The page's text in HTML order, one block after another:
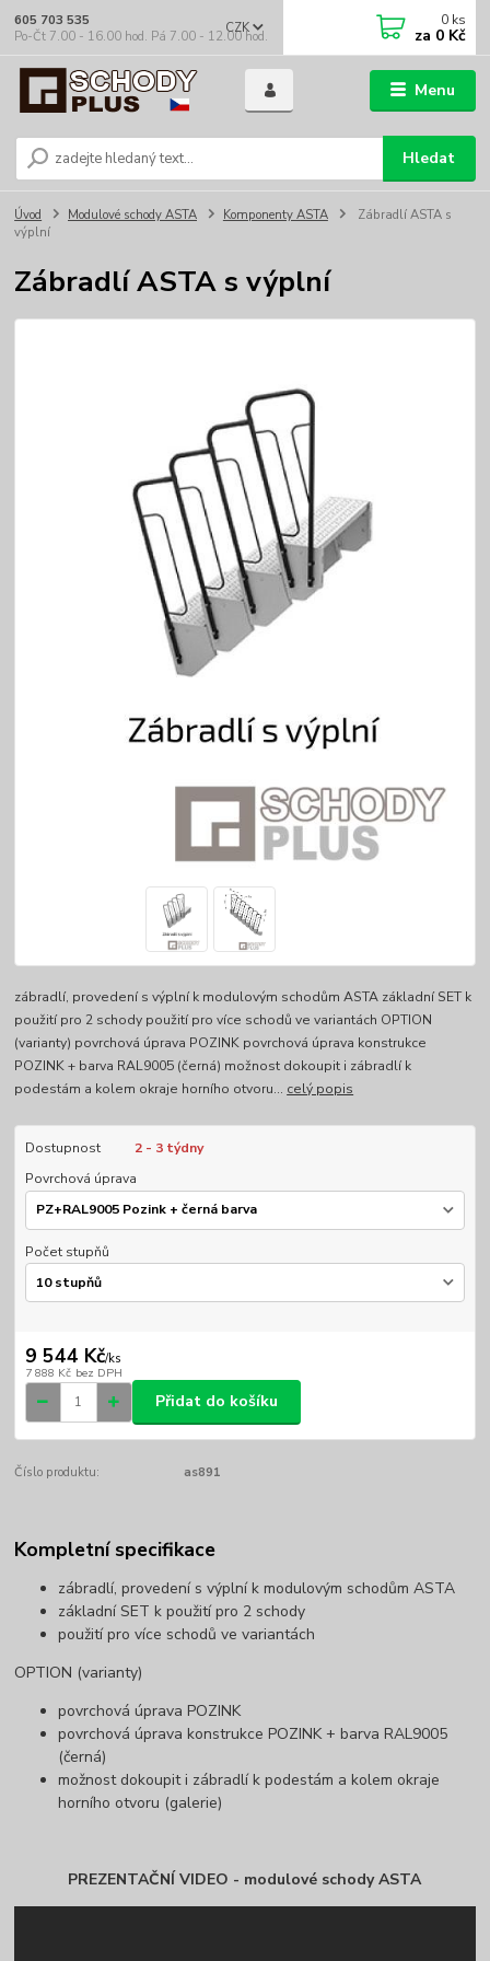
Menu
CZK
Hledat
605 703 535
Po-Čt 7.00 - 16.00 hod. Pá 7.00 - 12.00 hod.
0 ks
za 0 Kč
Úvod Modulové schody ASTA Komponenty ASTA
Zábradlí ASTA s
výplní
Zábradlí ASTA s výplní
zábradlí, provedení s výplní k modulovým schodům ASTA základní SET k
použití pro 2 schody použití pro více schodů ve variantách OPTION
(varianty) povrchová úprava POZINK povrchová úprava konstrukce
POZINK + barva RAL9005 (černá) možnost dokoupit i zábradlí k
podestám a kolem okraje horního otvoru... celý popis
Dostupnost
2 - 3 týdny
Povrchová úprava
Počet stupňů
9 544 Kč/ks
7 888 Kč bez DPH
Přidat do košíku
Číslo produktu: as891
Kompletní specifikace
zábradlí, provedení s výplní k modulovým schodům ASTA
základní SET k použití pro 2 schody
použití pro více schodů ve variantách
OPTION (varianty)
povrchová úprava POZINK
povrchová úprava konstrukce POZINK + barva RAL9005
(černá)
možnost dokoupit i zábradlí k podestám a kolem okraje
horního otvoru (galerie)
PREZENTAČNÍ VIDEO - modulové schody ASTA